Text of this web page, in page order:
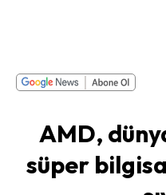
AMD,
süper